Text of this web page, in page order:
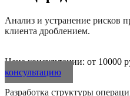
Анализ и устранение рисков
клиента дроблением.
Цена консультации: от 10000
консультацию
Разработка структуры